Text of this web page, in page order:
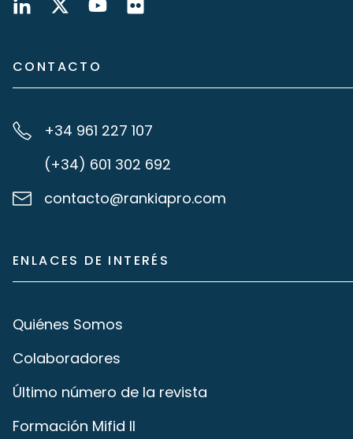
CONTACTO
+34 961 227 107
(+34) 601 302 692
contacto@rankiapro.com
ENLACES DE INTERÉS
Quiénes Somos
Colaboradores
Último número de la revista
Formación Mifid II